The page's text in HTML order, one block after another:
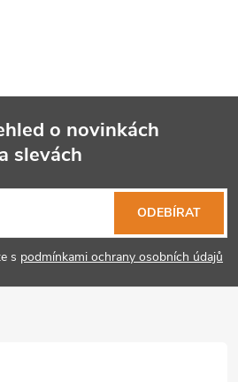
o novinkách
a slevách
s podmínkami ochrany osobních údajů
ODEBÍRAT